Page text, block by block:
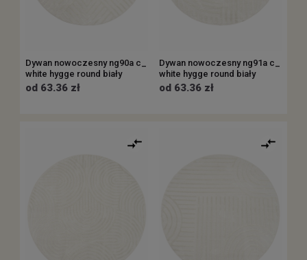
Dywan nowoczesny ng90a c_
white hygge round biały
od 63.36 zł
Dywan nowoczesny ng91a c_
white hygge round biały
od 63.36 zł